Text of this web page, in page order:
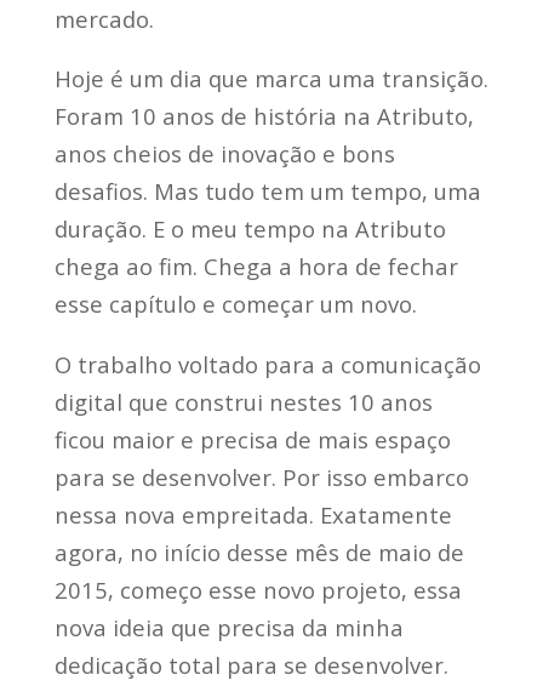
mercado.
Hoje é um dia que marca uma transição.
Foram 10 anos de história na Atributo,
anos cheios de inovação e bons
desafios. Mas tudo tem um tempo, uma
duração. E o meu tempo na Atributo
chega ao fim. Chega a hora de fechar
esse capítulo e começar um novo.
O trabalho voltado para a comunicação
digital que construi nestes 10 anos
ficou maior e precisa de mais espaço
para se desenvolver. Por isso embarco
nessa nova empreitada. Exatamente
agora, no início desse mês de maio de
2015, começo esse novo projeto, essa
nova ideia que precisa da minha
dedicação total para se desenvolver.